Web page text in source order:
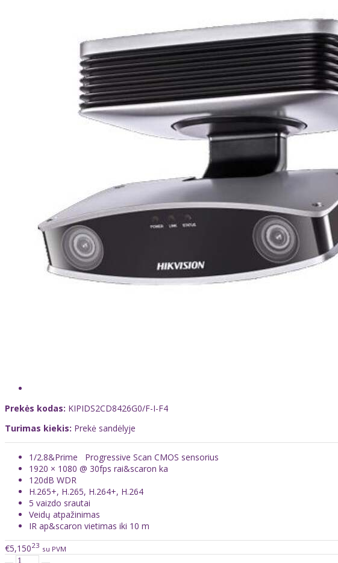
Prekės kodas: KIPIDS2CD8426G0/F-I-F4
Turimas kiekis: Prekė sandėlyje
1/2.8&Prime Progressive Scan CMOS sensorius
1920 × 1080 @ 30fps rai&scaron ka
120dB WDR
H.265+, H.265, H.264+, H.264
5 vaizdo srautai
Veidų atpažinimas
IR ap&scaron vietimas iki 10 m
€5,15023 su PVM